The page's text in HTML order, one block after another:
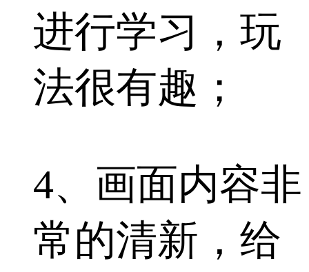
进行学习，玩
法很有趣；
4、画面内容非
常的清新，给